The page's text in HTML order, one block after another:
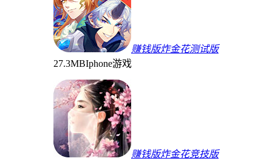
赚钱版炸金花测试版
27.3MBIphone游戏
赚钱版炸金花竞技版